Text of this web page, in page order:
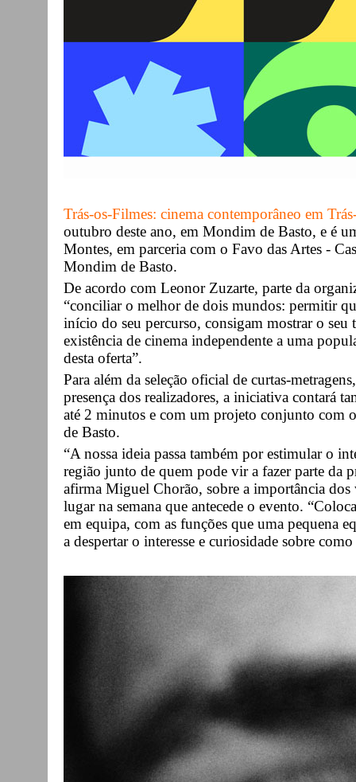
Trás-os-Filmes: cinema contemporâneo em
outubro deste ano, em Mondim de Basto, e é
Montes, em parceria com o Favo das Artes -
Mondim de Basto.
De acordo com Leonor Zuzarte, parte da
“conciliar o melhor de dois mundos: permitir
início do seu percurso, consigam mostrar o
existência de cinema independente a uma
desta oferta”.
Para além da seleção oficial de curtas-
presença dos realizadores, a iniciativa contará
até 2 minutos e com um projeto conjunto com
de Basto.
“A nossa ideia passa também por estimular o
região junto de quem pode vir a fazer parte da
afirma Miguel Chorão, sobre a importância
lugar na semana que antecede o evento.
em equipa, com as funções que uma pequena
a despertar o interesse e curiosidade sobre